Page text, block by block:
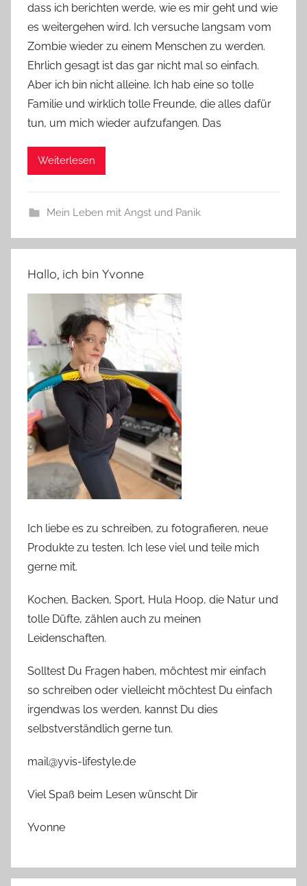
o
n
n
e
dass ich berichten werde, wie es mir geht und wie
es weitergehen wird. Ich versuche langsam vom
Zombie wieder zu einem Menschen zu werden.
Ehrlich gesagt ist das gar nicht mal so einfach.
Aber ich bin nicht alleine. Ich hab eine so tolle
Familie und wirklich tolle Freunde, die alles dafür
tun, um mich wieder aufzufangen. Das
Weiterlesen
Mein Leben mit Angst und Panik
Hallo, ich bin Yvonne
Ich liebe es zu schreiben, zu fotografieren, neue
Produkte zu testen. Ich lese viel und teile mich
gerne mit.
Kochen, Backen, Sport, Hula Hoop, die Natur und
tolle Düfte, zählen auch zu meinen
Leidenschaften.
Solltest Du Fragen haben, möchtest mir einfach
so schreiben oder vielleicht möchtest Du einfach
irgendwas los werden, kannst Du dies
selbstverständlich gerne tun.
mail@yvis-lifestyle.de
Viel Spaß beim Lesen wünscht Dir
Yvonne